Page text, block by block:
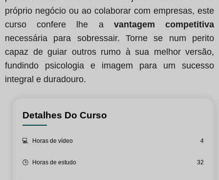
próprio negócio ou ao colaborar com empresas, este
curso confere lhe a vantagem competitiva
necessária para sobressair. Torne se num perito
capaz de guiar outros rumo à sua melhor versão,
fundindo psicologia e imagem para um sucesso
integral e duradouro.
Detalhes Do Curso
💻 Horas de vídeo 4
🕒 Horas de estudo 32